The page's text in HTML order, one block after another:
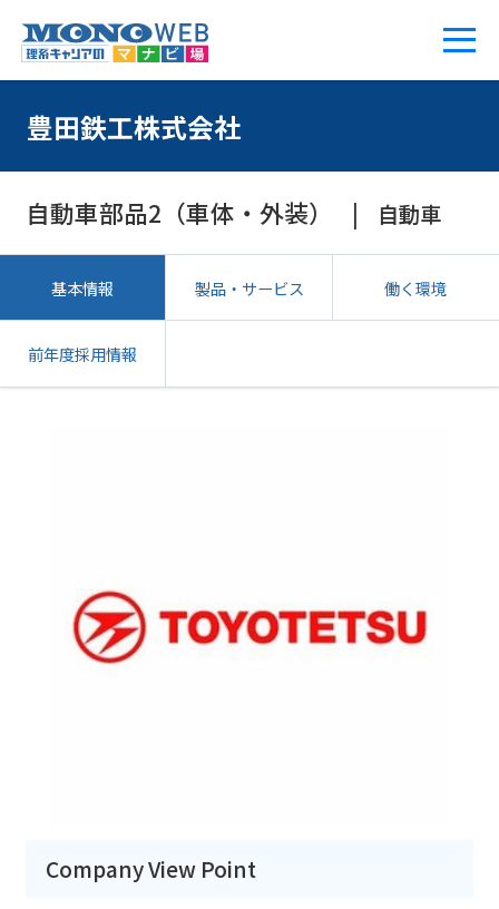
豊田鉄工株式会社
自動車部品2（車体・外装） 自動車
基本情報 製品・サービス 働く環境
前年度採用情報
Company View Point